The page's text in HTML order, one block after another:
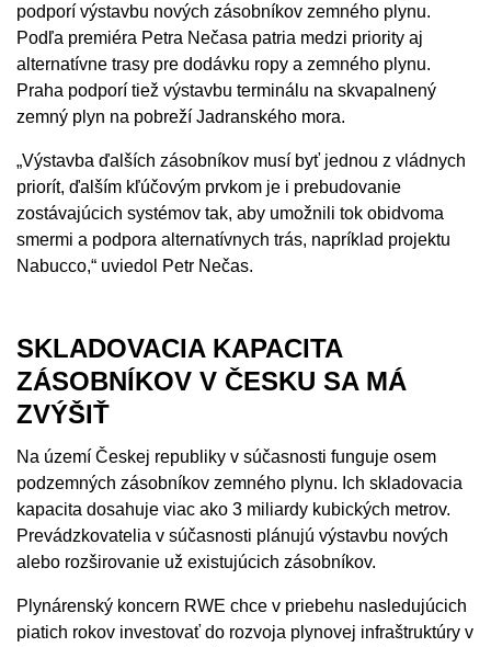
podporí výstavbu nových zásobníkov zemného plynu.
Podľa premiéra Petra Nečasa patria medzi priority aj
alternatívne trasy pre dodávku ropy a zemného plynu.
Praha podporí tiež výstavbu terminálu na skvapalnený
zemný plyn na pobreží Jadranského mora.
„Výstavba ďalších zásobníkov musí byť jednou z vládnych
priorít, ďalším kľúčovým prvkom je i prebudovanie
zostávajúcich systémov tak, aby umožnili tok obidvoma
smermi a podpora alternatívnych trás, napríklad projektu
Nabucco,“ uviedol Petr Nečas.
SKLADOVACIA KAPACITA
ZÁSOBNÍKOV V ČESKU SA MÁ
ZVÝŠIŤ
Na území Českej republiky v súčasnosti funguje osem
podzemných zásobníkov zemného plynu. Ich skladovacia
kapacita dosahuje viac ako 3 miliardy kubických metrov.
Prevádzkovatelia v súčasnosti plánujú výstavbu nových
alebo rozširovanie už existujúcich zásobníkov.
Plynárenský koncern RWE chce v priebehu nasledujúcich
piatich rokov investovať do rozvoja plynovej infraštruktúry v